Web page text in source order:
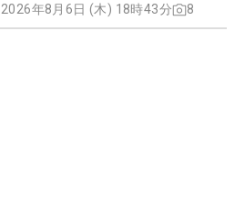
2026年8月6日 (木) 18時43分 8